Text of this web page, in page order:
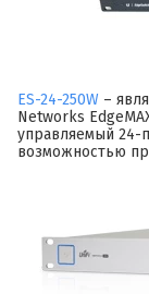
ES-24-250W –
Networks
управляемый 24-
возможностью